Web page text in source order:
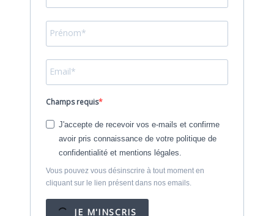
Champs requis
J'accepte de recevoir vos e-mails et confirme
avoir pris connaissance de votre politique de
confidentialité et mentions légales.
Vous pouvez vous désinscrire à tout moment en
cliquant sur le lien présent dans nos emails.
JE M'INSCRIS